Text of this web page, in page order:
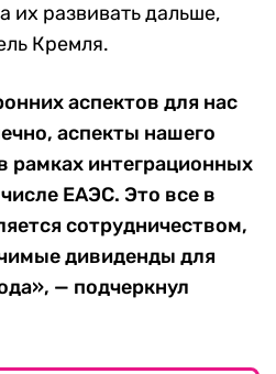
их развивать дальше,
Кремля.
аспектов для нас
аспекты нашего
рамках интеграционных
ЕАЭС. Это все в
сотрудничеством,
дивиденды для
— подчеркнул